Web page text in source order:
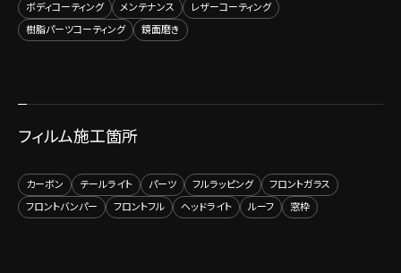
ボディコーティング
メンテナンス
レザーコーティング
樹脂パーツコーティング
鏡面磨き
フィルム施工箇所
カーボン テールライト パーツ フルラッピング
フロントガラス
フロントバンパー
フロントフル ヘッドライト ルーフ 窓枠